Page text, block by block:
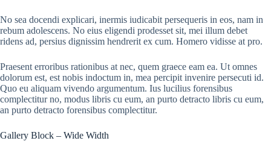
No sea docendi explicari, inermis iudicabit persequeris in eos, nam in
rebum adolescens. No eius eligendi prodesset sit, mei illum debet
ridens ad, persius dignissim hendrerit ex cum. Homero vidisse at pro.
Praesent erroribus rationibus at nec, quem graece eam ea. Ut omnes
dolorum est, est nobis indoctum in, mea percipit invenire persecuti id.
Quo eu aliquam vivendo argumentum. Ius lucilius forensibus
complectitur no, modus libris cu eum, an purto detracto libris cu eum,
an purto detracto forensibus complectitur.
Gallery Block – Wide Width